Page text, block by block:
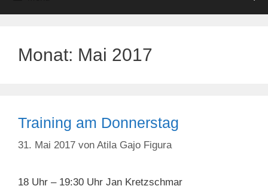
Monat: Mai 2017
Training am Donnerstag
31. Mai 2017 von Atila Gajo Figura
18 Uhr – 19:30 Uhr Jan Kretzschmar